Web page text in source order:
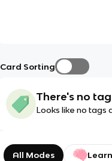
Card Sorting
There's no
Looks like no tags
All Modes Learn